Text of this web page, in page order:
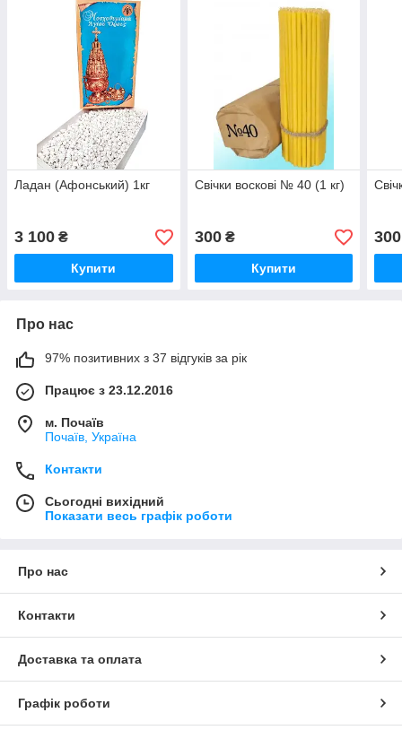
Ладан (Афонський) 1кг
3 100 ₴
Купити
Свічки воскові № 40 (1 кг)
300₴
Купити
300
Про нас
97% позитивних з 37 відгуків за рік
Працює з 23.12.2016
м. Почаїв
Почаїв, Україна
Контакти
Сьогодні вихідний
Показати весь графік роботи
Про нас
Контакти
Доставка та оплата
Графік роботи